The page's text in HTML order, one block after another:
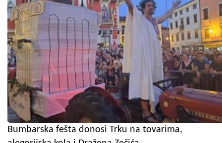
Bumbarska fešta donosi Trku na tovarima,